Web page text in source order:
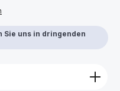
Sie uns in dringenden
Wert ein